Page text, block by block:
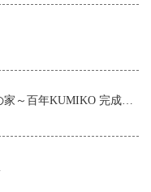
森林浴を楽しむ、小さな森の家～百年KUMIKO 完成内覧会